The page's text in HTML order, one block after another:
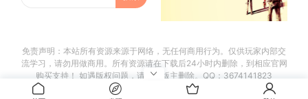
免责声明：本站所有资源来源于网络，无任何商用行为。仅供玩家内部交
流学习，请勿用做商用。所有资源请在下载后24小时内删除，到相应官网
购买支持！ 如遇版权问题，请联系版主删除。QQ：3674141823